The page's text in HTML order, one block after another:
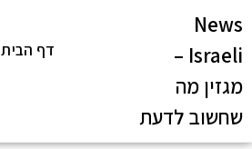
News
Israeli –
מגזין מה
שחשוב לדעת
דף הבית